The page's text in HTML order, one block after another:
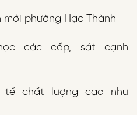
mới phường Hạc Thành
các cấp, sát cạnh
tế chất lượng cao như